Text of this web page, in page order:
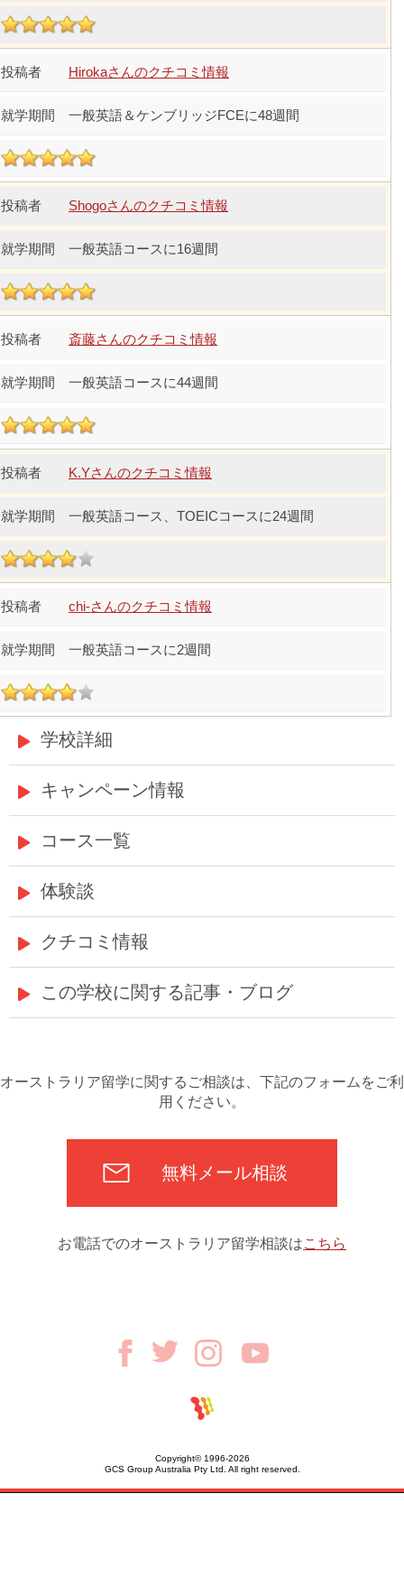
Hirokaさんのクチコミ情報
一般英語＆ケンブリッジFCEに48週間
Shogoさんのクチコミ情報
一般英語コースに16週間
斎藤さんのクチコミ情報
一般英語コースに44週間
K.Yさんのクチコミ情報
一般英語コース、TOEICコースに24週間
chi-さんのクチコミ情報
一般英語コースに2週間
学校詳細
キャンペーン情報
コース一覧
体験談
クチコミ情報
この学校に関する記事・ブログ
オーストラリア留学に関するご相談は、下記のフォームをご利
用ください。
無料メール相談
お電話でのオーストラリア留学相談はこちら
Copyright© 1996-2026
GCS Group Australia Pty Ltd. All right reserved.